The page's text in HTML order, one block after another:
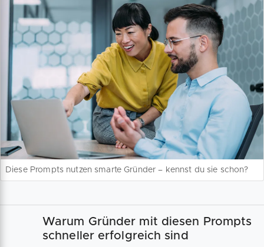
Diese Prompts nutzen smarte Gründer – kennst du sie schon?
Warum Gründer mit diesen Prompts
schneller erfolgreich sind